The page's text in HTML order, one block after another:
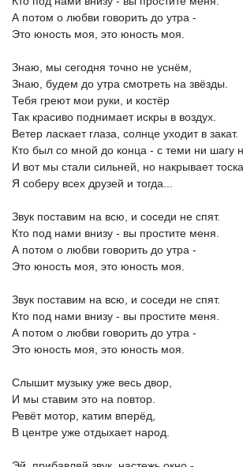
А потом о любви говорить до утра -
Это юность моя, это юность моя.
Знаю, мы сегодня точно не уснём,
Знаю, будем до утра смотреть на звёзды.
Тебя греют мои руки, и костёр
Так красиво поднимает искры в воздух.
Ветер ласкает глаза, солнце уходит в закат.
Кто был со мной до конца - с теми ни шагу
И вот мы стали сильней, но накрывает тоска,
Я соберу всех друзей и тогда...
Звук поставим на всю, и соседи не спят.
Кто под нами внизу - вы простите меня.
А потом о любви говорить до утра -
Это юность моя, это юность моя.
Звук поставим на всю, и соседи не спят.
Кто под нами внизу - вы простите меня.
А потом о любви говорить до утра -
Это юность моя, это юность моя.
Слышит музыку уже весь двор,
И мы ставим это на повтор.
Ревёт мотор, катим вперёд,
В центре уже отдыхает народ.